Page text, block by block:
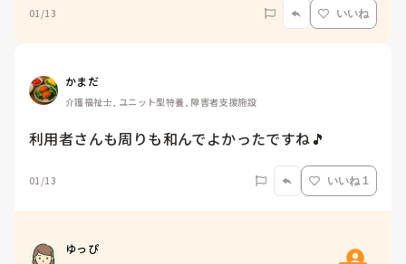
01/13 いいね
かまだ
介護福祉士, ユニット型特養, 障害者支援施設
利用者さんも周りも和んでよかったですね🎵
01/13 いいね 1
ゆっぴ